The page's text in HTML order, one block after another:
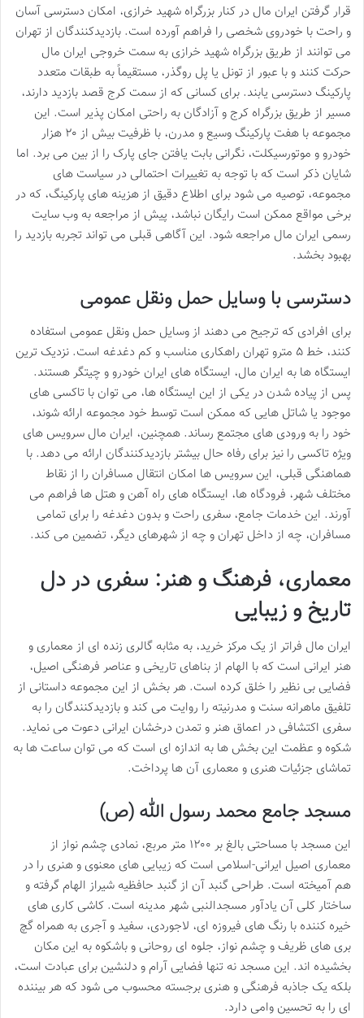
قرار گرفتن ایران مال در کنار بزرگراه شهید خرازی، امکان دسترسی آسان
و راحت با خودروی شخصی را فراهم آورده است. بازدیدکنندگان از تهران
می توانند از طریق بزرگراه شهید خرازی به سمت خروجی ایران مال
حرکت کنند و با عبور از تونل یا پل روگذر، مستقیماً به طبقات متعدد
پارکینگ دسترسی یابند. برای کسانی که از سمت کرج قصد بازدید دارند،
مسیر از طریق بزرگراه کرج و آزادگان به راحتی امکان پذیر است. این
مجموعه با هفت پارکینگ وسیع و مدرن، با ظرفیت بیش از ۲۰ هزار
خودرو و موتورسیکلت، نگرانی بابت یافتن جای پارک را از بین می برد. اما
شایان ذکر است که با توجه به تغییرات احتمالی در سیاست های
مجموعه، توصیه می شود برای اطلاع دقیق از هزینه های پارکینگ، که در
برخی مواقع ممکن است رایگان نباشد، پیش از مراجعه به وب سایت
رسمی ایران مال مراجعه شود. این آگاهی قبلی می تواند تجربه بازدید را
بهبود بخشد.
دسترسی با وسایل حمل ونقل عمومی
برای افرادی که ترجیح می دهند از وسایل حمل ونقل عمومی استفاده
کنند، خط ۵ مترو تهران راهکاری مناسب و کم دغدغه است. نزدیک ترین
ایستگاه ها به ایران مال، ایستگاه های ایران خودرو و چیتگر هستند.
پس از پیاده شدن در یکی از این ایستگاه ها، می توان با تاکسی های
موجود یا شاتل هایی که ممکن است توسط خود مجموعه ارائه شوند،
خود را به ورودی های مجتمع رساند. همچنین، ایران مال سرویس های
ویژه تاکسی را نیز برای رفاه حال بیشتر بازدیدکنندگان ارائه می دهد. با
هماهنگی قبلی، این سرویس ها امکان انتقال مسافران را از نقاط
مختلف شهر، فرودگاه ها، ایستگاه های راه آهن و هتل ها فراهم می
آورند. این خدمات جامع، سفری راحت و بدون دغدغه را برای تمامی
مسافران، چه از داخل تهران و چه از شهرهای دیگر، تضمین می کند.
معماری، فرهنگ و هنر: سفری در دل
تاریخ و زیبایی
ایران مال فراتر از یک مرکز خرید، به مثابه گالری زنده ای از معماری و
هنر ایرانی است که با الهام از بناهای تاریخی و عناصر فرهنگی اصیل،
فضایی بی نظیر را خلق کرده است. هر بخش از این مجموعه داستانی از
تلفیق ماهرانه سنت و مدرنیته را روایت می کند و بازدیدکنندگان را به
سفری اکتشافی در اعماق هنر و تمدن درخشان ایرانی دعوت می نماید.
شکوه و عظمت این بخش ها به اندازه ای است که می توان ساعت ها به
تماشای جزئیات هنری و معماری آن ها پرداخت.
مسجد جامع محمد رسول الله (ص)
این مسجد با مساحتی بالغ بر ۱۲۰۰ متر مربع، نمادی چشم نواز از
معماری اصیل ایرانی-اسلامی است که زیبایی های معنوی و هنری را در
هم آمیخته است. طراحی گنبد آن از گنبد حافظیه شیراز الهام گرفته و
ساختار کلی آن یادآور مسجدالنبی شهر مدینه است. کاشی کاری های
خیره کننده با رنگ های فیروزه ای، لاجوردی، سفید و آجری به همراه گچ
بری های ظریف و چشم نواز، جلوه ای روحانی و باشکوه به این مکان
بخشیده اند. این مسجد نه تنها فضایی آرام و دلنشین برای عبادت است،
بلکه یک جاذبه فرهنگی و هنری برجسته محسوب می شود که هر بیننده
ای را به تحسین وامی دارد.